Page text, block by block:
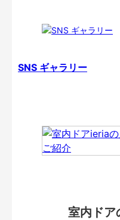
SNS ギャラリー
室内ドア